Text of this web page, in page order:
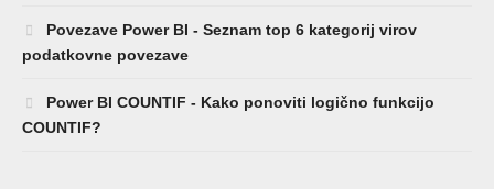
Povezave Power BI - Seznam top 6 kategorij virov
podatkovne povezave
Power BI COUNTIF - Kako ponoviti logično funkcijo
COUNTIF?